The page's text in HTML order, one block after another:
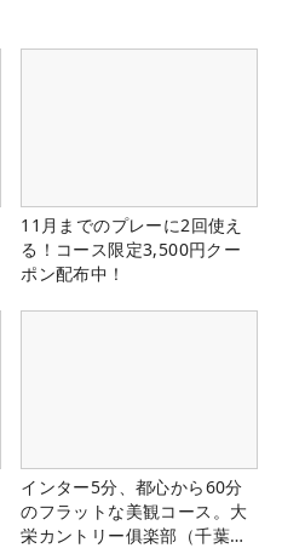
11月までのプレーに2回使え
る！コース限定3,500円クー
ポン配布中！
インター5分、都心から60分
のフラットな美観コース。大
栄カントリー俱楽部（千葉